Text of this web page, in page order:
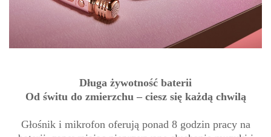
Długa żywotność baterii
Od świtu do zmierzchu – ciesz się każdą chwilą
Głośnik i mikrofon oferują ponad 8 godzin pracy na